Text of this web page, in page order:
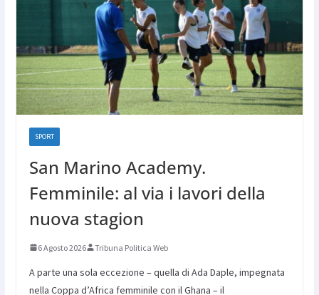
SPORT
San Marino Academy.
Femminile: al via i lavori della
nuova stagion
6 Agosto 2026 Tribuna Politica Web
A parte una sola eccezione – quella di Ada Daple, impegnata
nella Coppa d’Africa femminile con il Ghana – il